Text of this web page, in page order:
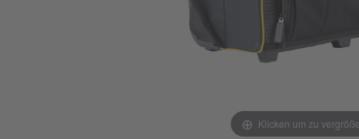
Klicken um zu